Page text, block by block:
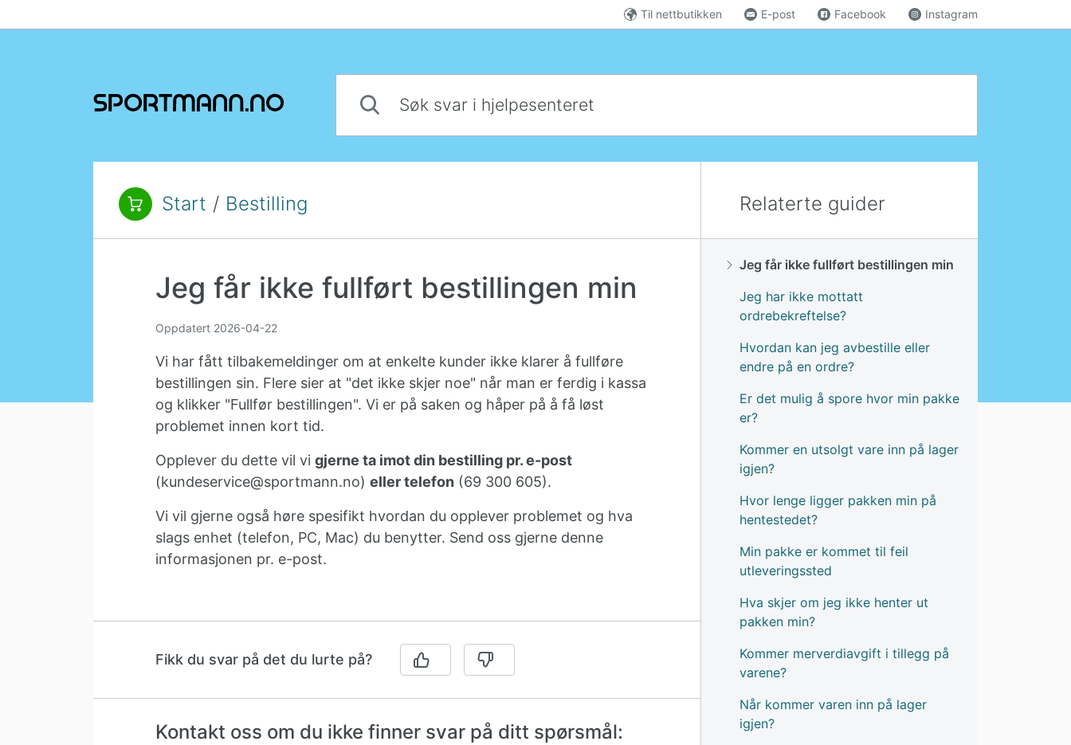
Til nettbutikken E-post Facebook Instagram
Du er her:Start / Bestilling
Jeg får ikke fullført bestillingen min
Oppdatert 2026-04-22
Vi har fått tilbakemeldinger om at enkelte kunder ikke klarer å fullføre
bestillingen sin. Flere sier at "det ikke skjer noe" når man er ferdig i kassa
og klikker "Fullfør bestillingen". Vi er på saken og håper på å få løst
problemet innen kort tid.
Opplever du dette vil vi gjerne ta imot din bestilling pr. e-post
(kundeservice@sportmann.no) eller telefon (69 300 605).
Vi vil gjerne også høre spesifikt hvordan du opplever problemet og hva
slags enhet (telefon, PC, Mac) du benytter. Send oss gjerne denne
informasjonen pr. e-post.
Fikk du svar på det du lurte på?
Kontakt oss om du ikke finner svar på ditt spørsmål:
Relaterte guider
Jeg får ikke fullført bestillingen min
Jeg har ikke mottatt
ordrebekreftelse?
Hvordan kan jeg avbestille eller
endre på en ordre?
Er det mulig å spore hvor min pakke
er?
Kommer en utsolgt vare inn på lager
igjen?
Hvor lenge ligger pakken min på
hentestedet?
Min pakke er kommet til feil
utleveringssted
Hva skjer om jeg ikke henter ut
pakken min?
Kommer merverdiavgift i tillegg på
varene?
Når kommer varen inn på lager
igjen?